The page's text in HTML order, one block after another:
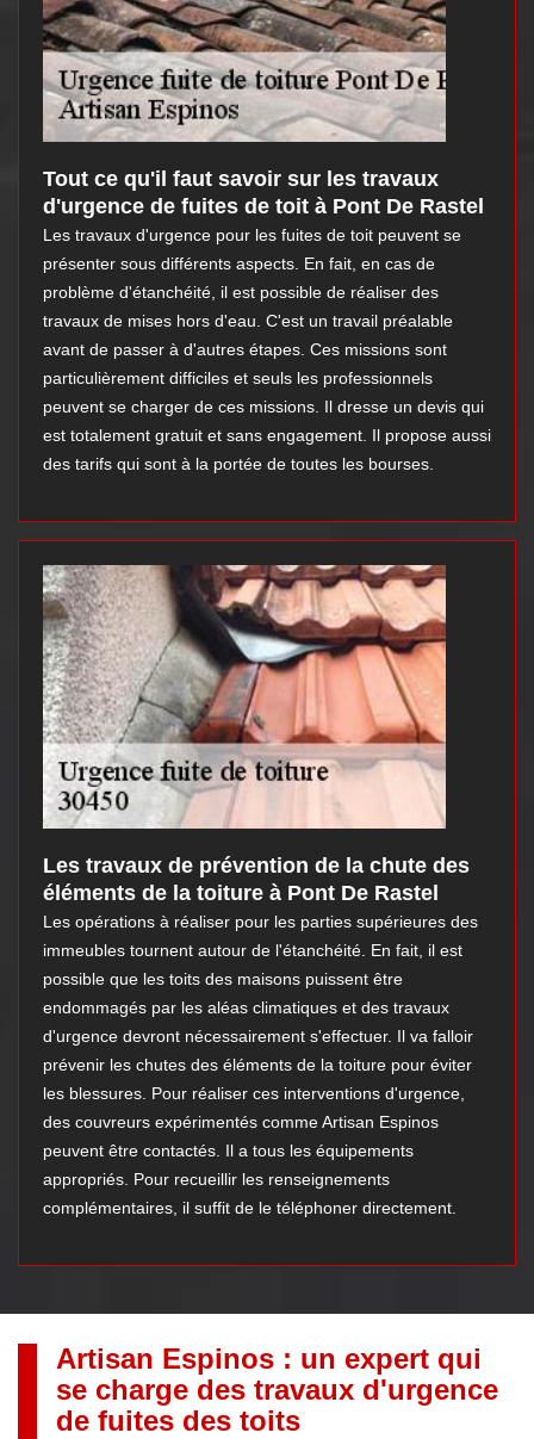
Tout ce qu'il faut savoir sur les travaux
d'urgence de fuites de toit à Pont De Rastel
Les travaux d'urgence pour les fuites de toit peuvent se
présenter sous différents aspects. En fait, en cas de
problème d'étanchéité, il est possible de réaliser des
travaux de mises hors d'eau. C'est un travail préalable
avant de passer à d'autres étapes. Ces missions sont
particulièrement difficiles et seuls les professionnels
peuvent se charger de ces missions. Il dresse un devis qui
est totalement gratuit et sans engagement. Il propose aussi
des tarifs qui sont à la portée de toutes les bourses.
Les travaux de prévention de la chute des
éléments de la toiture à Pont De Rastel
Les opérations à réaliser pour les parties supérieures des
immeubles tournent autour de l'étanchéité. En fait, il est
possible que les toits des maisons puissent être
endommagés par les aléas climatiques et des travaux
d'urgence devront nécessairement s'effectuer. Il va falloir
prévenir les chutes des éléments de la toiture pour éviter
les blessures. Pour réaliser ces interventions d'urgence,
des couvreurs expérimentés comme Artisan Espinos
peuvent être contactés. Il a tous les équipements
appropriés. Pour recueillir les renseignements
complémentaires, il suffit de le téléphoner directement.
Artisan Espinos : un expert qui
se charge des travaux d'urgence
de fuites des toits